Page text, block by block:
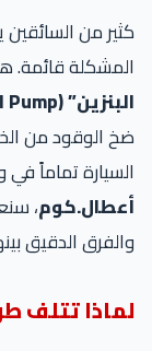
كثير من السائقين
المشكلة قائمة.
البنزين” (Fuel Pump)
ضخ الوقود من
السيارة تماماً
أعطال.كوم،
والفرق الدقيق
لماذا تتلف